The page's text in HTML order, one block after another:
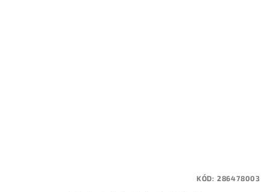
KÓD: 286478003